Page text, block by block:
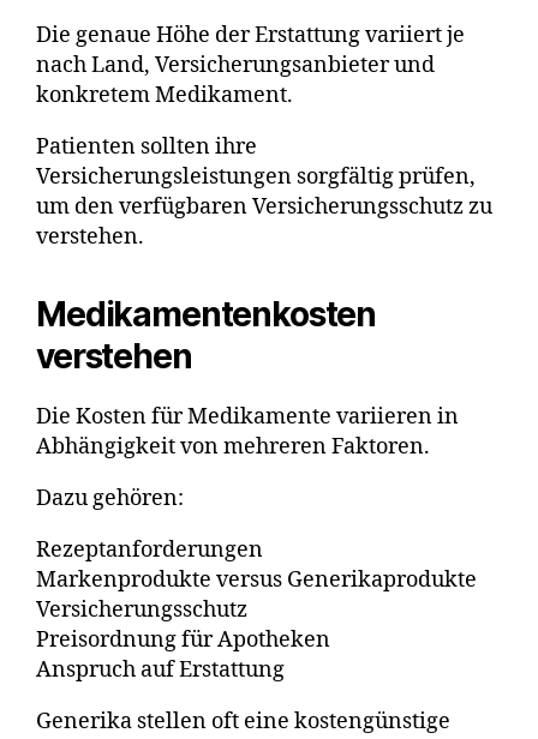
Die genaue Höhe der Erstattung variiert je
nach Land, Versicherungsanbieter und
konkretem Medikament.
Patienten sollten ihre
Versicherungsleistungen sorgfältig prüfen,
um den verfügbaren Versicherungsschutz zu
verstehen.
Medikamentenkosten
verstehen
Die Kosten für Medikamente variieren in
Abhängigkeit von mehreren Faktoren.
Dazu gehören:
Rezeptanforderungen
Markenprodukte versus Generikaprodukte
Versicherungsschutz
Preisordnung für Apotheken
Anspruch auf Erstattung
Generika stellen oft eine kostengünstige